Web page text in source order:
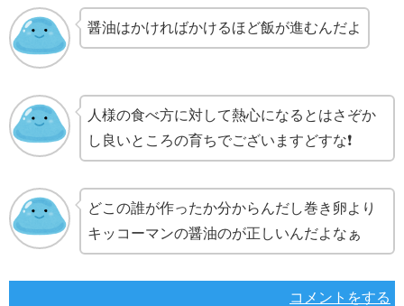
醤油はかければかけるほど飯が進むんだよ
人様の食べ方に対して熱心になるとはさぞか
し良いところの育ちでございますどすな❗
どこの誰が作ったか分からんだし巻き卵より
キッコーマンの醤油のが正しいんだよなぁ
コメントをする